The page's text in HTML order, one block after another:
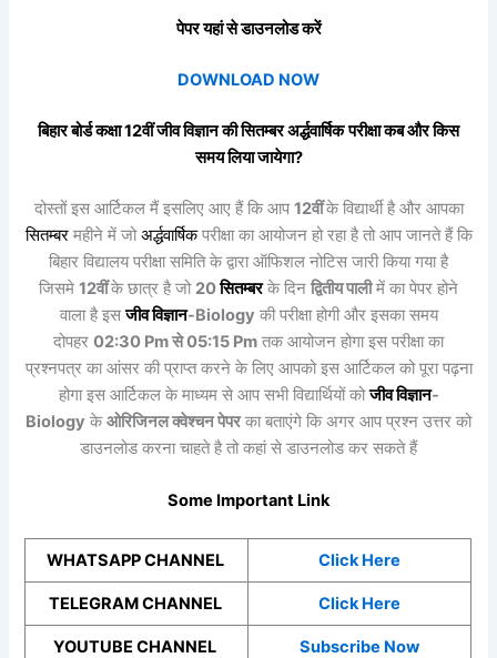
पेपर यहां से डाउनलोड करें
DOWNLOAD NOW
बिहार बोर्ड कक्षा 12वींजीव विज्ञानकीसितम्बरअर्द्धवार्षिक परीक्षा कब और किस
समय लिया जायेगा?
दोस्तों इस आर्टिकल मैं इसलिए आए हैं कि आप12वींके विद्यार्थी है और आपका
सितम्बरमहीने में जोअर्द्धवार्षिकपरीक्षा का आयोजन हो रहा है तो आप जानते हैं कि
बिहार विद्यालय परीक्षा समिति के द्वारा ऑफिशल नोटिस जारी किया गया है
जिसमे 12वींके छात्र है जो 20सितम्बरके दिन द्वितीय पालीमें का पेपर होने
वाला है इसजीव विज्ञान-Biology की परीक्षा होगी और इसका समय
दोपहर 02:30 Pm से 05:15 Pm तक आयोजन होगा इस परीक्षा का
प्रश्नपत्र का आंसर की प्राप्त करने के लिए आपको इस आर्टिकल को पूरा पढ़ना
होगा इस आर्टिकल के माध्यम से आप सभी विद्यार्थियों कोजीव विज्ञान-
Biology केओरिजिनल क्वेश्चन पेपरका बताएंगे कि अगर आप प्रश्न उत्तर को
डाउनलोड करना चाहते है तो कहां से डाउनलोड कर सकते हैं
Some Important Link
WHATSAPP CHANNEL Click Here
TELEGRAM CHANNEL Click Here
YOUTUBE CHANNEL Subscribe Now